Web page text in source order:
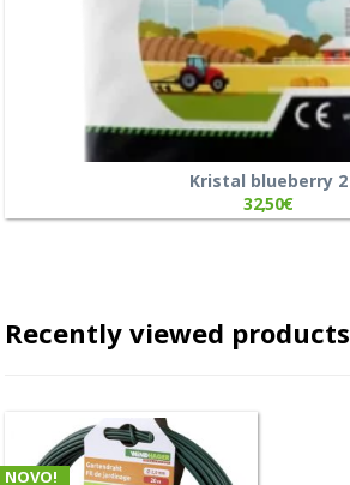
Kristal blueberry 2
32,50€
Recently viewed products
NOVO!